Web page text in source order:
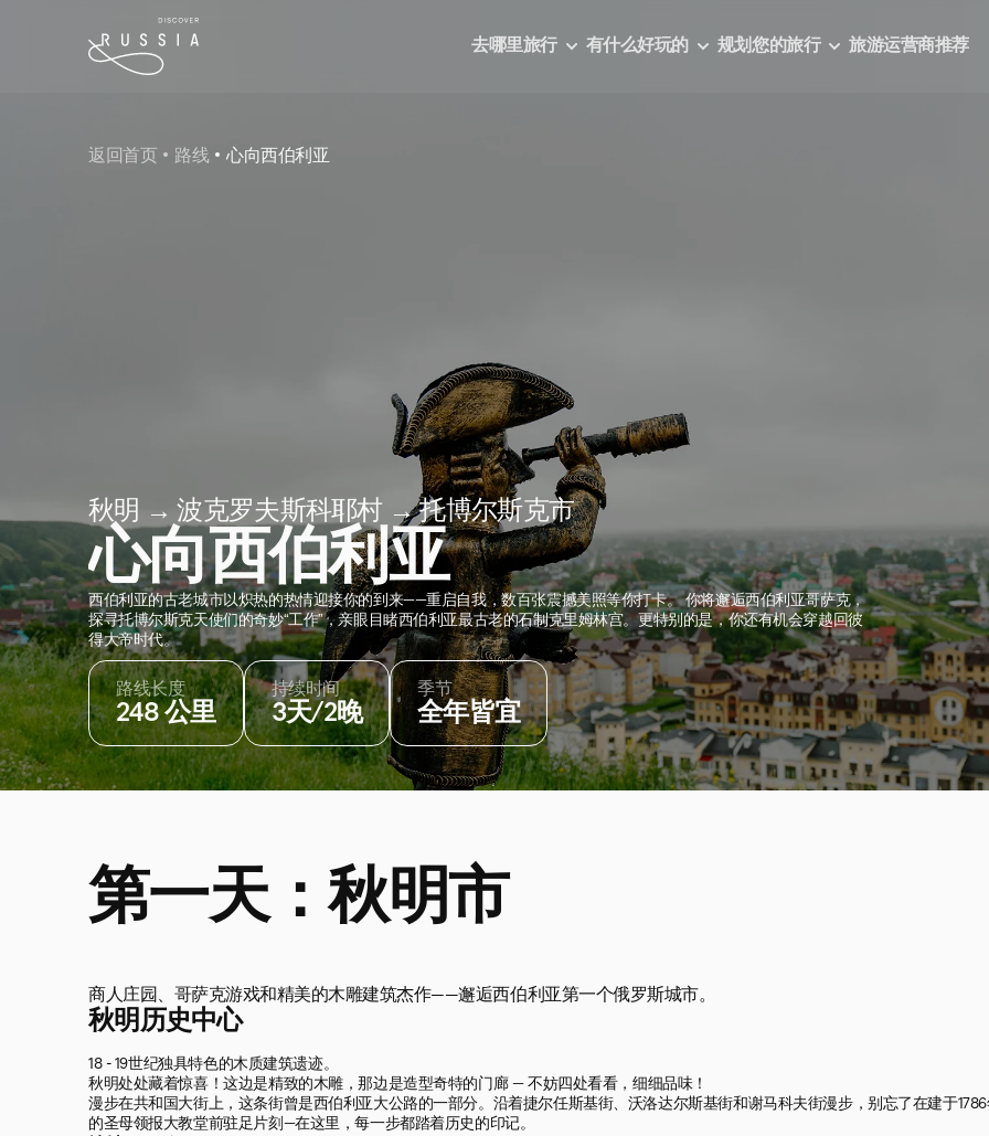
去哪里旅行 有什么好玩的 规划您的旅行 旅游运营商推荐
返回首页 路线 心向西伯利亚
秋明 → 波克罗夫斯科耶村 → 托博尔斯克市
心向西伯利亚
西伯利亚的古老城市以炽热的热情迎接你的到来——重启自我，数百张震撼美照等你打卡。 你将邂逅西伯利亚哥萨克，
探寻托博尔斯克天使们的奇妙“工作”，亲眼目睹西伯利亚最古老的石制克里姆林宫。更特别的是，你还有机会穿越回彼
得大帝时代。
路线长度
248 公里
持续时间
3天/2晚
季节
全年皆宜
第一天：秋明市
商人庄园、哥萨克游戏和精美的木雕建筑杰作——邂逅西伯利亚第一个俄罗斯城市。
秋明历史中心
18 - 19世纪独具特色的木质建筑遗迹。
秋明处处藏着惊喜！这边是精致的木雕，那边是造型奇特的门廊 — 不妨四处看看，细细品味！
漫步在共和国大街上，这条街曾是西伯利亚大公路的一部分。沿着捷尔任斯基街、沃洛达尔斯基街和谢马科夫街漫步，别忘了在建于
的圣母领报大教堂前驻足片刻—在这里，每一步都踏着历史的印记。